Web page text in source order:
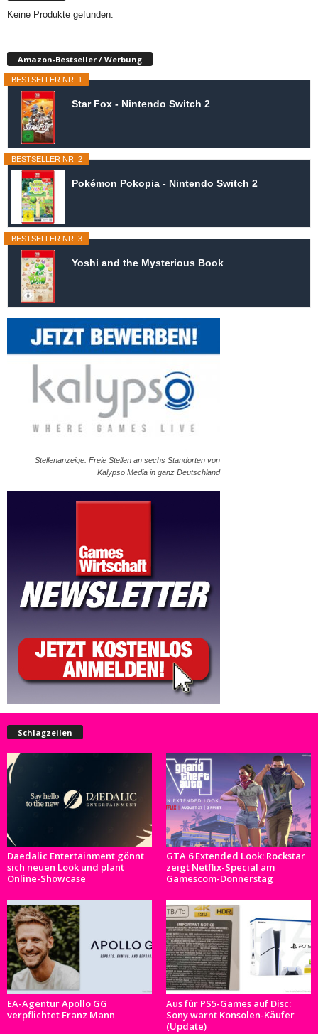
Keine Produkte gefunden.
Amazon-Bestseller / Werbung
BESTSELLER NR. 1
Star Fox - Nintendo Switch 2
BESTSELLER NR. 2
Pokémon Pokopia - Nintendo Switch 2
BESTSELLER NR. 3
Yoshi and the Mysterious Book
Stellenanzeige: Freie Stellen an sechs Standorten von
Kalypso Media in ganz Deutschland
Schlagzeilen
Daedalic Entertainment gönnt
sich neuen Look und plant
Online-Showcase
GTA 6 Extended Look: Rockstar
zeigt Netflix-Special am
Gamescom-Donnerstag
EA-Agentur Apollo GG
verpflichtet Franz Mann
Aus für PS5-Games auf Disc:
Sony warnt Konsolen-Käufer
(Update)